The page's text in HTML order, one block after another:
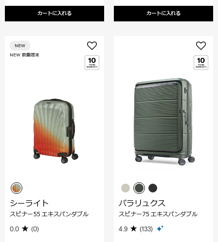
カートに入れる カートに入れる
NEW 数量限定
NEW
シーライト
スピナー55 エキスパンダブル
0.0 (0)
パラリュクス
スピナー75 エキスパンダブル
4.9 (133)